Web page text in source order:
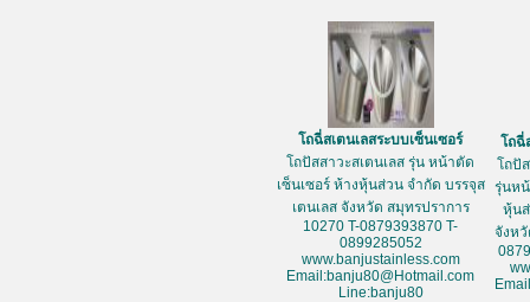
โถฉี่สเตนเลสระบบเซ็นเซอร์
โถปัสสาวะสเตนเลส รุ่น หน้าตัด
เซ็นเซอร์ ห้างหุ้นส่วน จำกัด บรรจุส
เตนเลส จังหวัด สมุทรปราการ
10270 T-0879393870 T-
0899285052
www.banjustainless.com
Email:banju80@Hotmail.com
Line:banju80
โถฉี่
โถปั
รุ่นห
หุ้น
จังห